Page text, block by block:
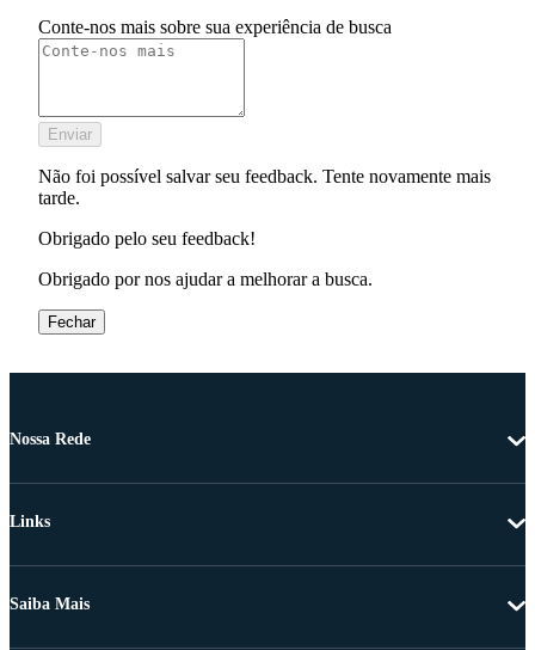
Conte-nos mais sobre sua experiência de busca
Enviar
Não foi possível salvar seu feedback. Tente novamente mais
tarde.
Obrigado pelo seu feedback!
Obrigado por nos ajudar a melhorar a busca.
Fechar
Nossa Rede
Links
Saiba Mais